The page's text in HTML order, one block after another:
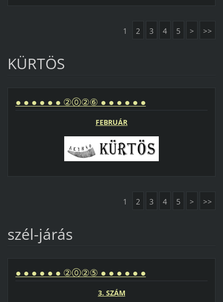
1 2 3 4 5 > >>
KÜRTÖS
● ● ● ● ● ● ②⓪②⑥ ● ● ● ● ● ●
FEBRUÁR
1 2 3 4 5 > >>
szél-járás
● ● ● ● ● ● ②⓪②⑤ ● ● ● ● ● ●
3. SZÁM